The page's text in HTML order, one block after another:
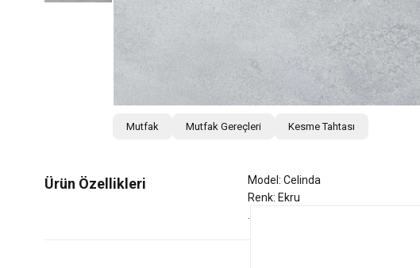
Mutfak Mutfak Gereçleri Kesme Tahtası
Ürün Özellikleri
Model: Celinda
Renk: Ekru